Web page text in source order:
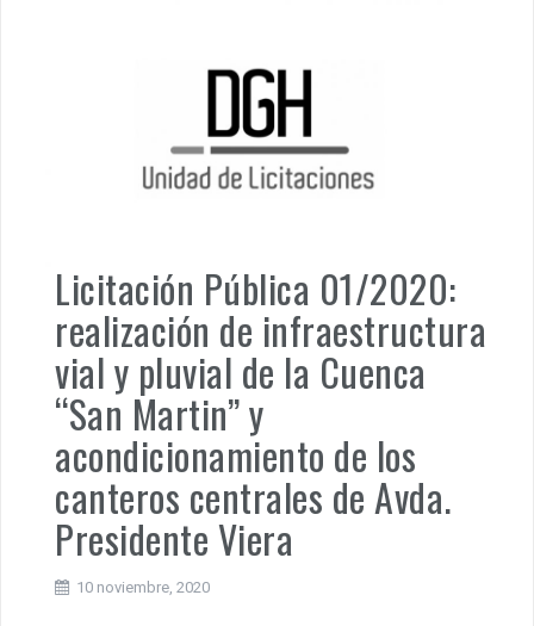
Licitación Pública 01/2020:
realización de infraestructura
vial y pluvial de la Cuenca
“San Martin” y
acondicionamiento de los
canteros centrales de Avda.
Presidente Viera
10 noviembre, 2020